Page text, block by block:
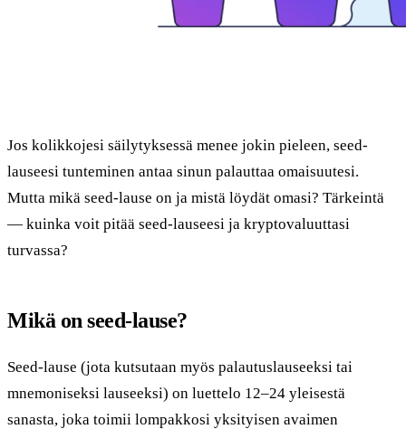
Jos kolikkojesi säilytyksessä menee jokin pieleen, seed-
lauseesi tunteminen antaa sinun palauttaa omaisuutesi.
Mutta mikä seed-lause on ja mistä löydät omasi? Tärkeintä
— kuinka voit pitää seed-lauseesi ja kryptovaluuttasi
turvassa?
Mikä on seed-lause?
Seed-lause (jota kutsutaan myös palautuslauseeksi tai
mnemoniseksi lauseeksi) on luettelo 12–24 yleisestä
sanasta, joka toimii lompakkosi yksityisen avaimen